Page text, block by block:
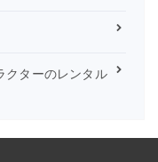
クターのレンタル